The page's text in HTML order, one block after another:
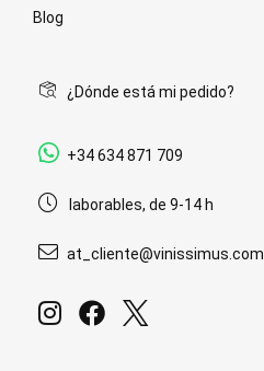
Blog
¿Dónde está mi pedido?
+34 634 871 709
laborables, de 9-14 h
at_cliente@vinissimus.com